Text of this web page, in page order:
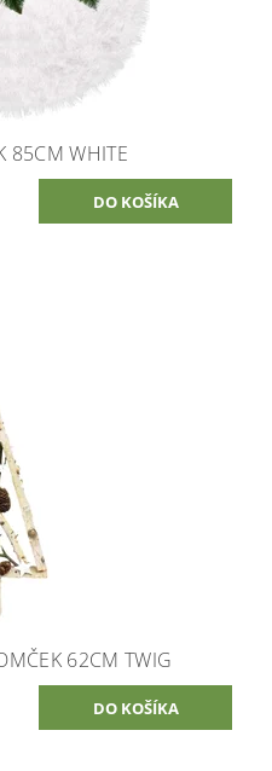
85CM WHITE
62CM TWIG